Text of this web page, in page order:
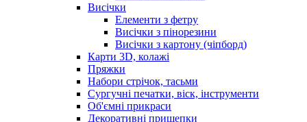
Висічки
Елементи з фетру
Висічки з пінорезини
Висічки з картону (чіпборд)
Карти 3D, колажі
Пряжки
Набори стрічок, тасьми
Сургучні печатки, віск, інструменти
Об'ємні прикраси
Декоративні прищепки